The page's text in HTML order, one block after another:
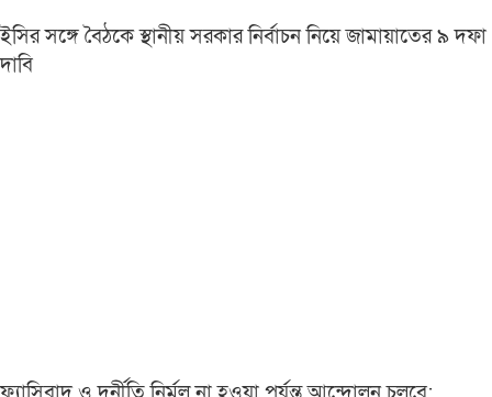
ইসির সঙ্গে বৈঠকে স্থানীয় সরকার নির্বাচন নিয়ে জামায়াতের ৯ দফা
দাবি